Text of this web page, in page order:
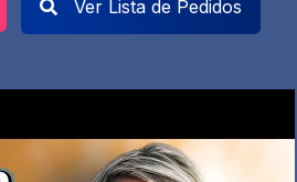
Ver Lista de Pedidos